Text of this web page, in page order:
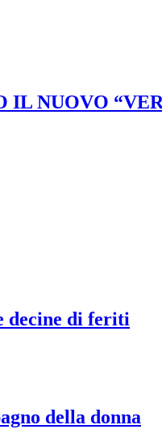
IL NUOVO
decine di feriti
della donna